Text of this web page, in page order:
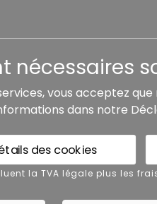
sauf indication
Conditions
nécessaires
vous acceptez
dans notre
des cookies
la TVA légale plus les